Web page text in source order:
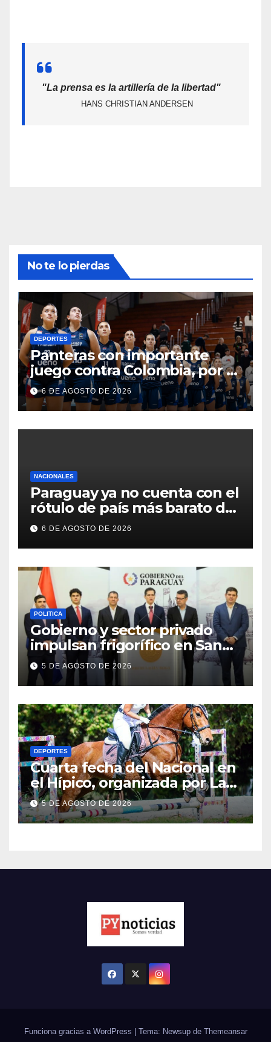
"La prensa es la artillería de la libertad"
HANS CHRISTIAN ANDERSEN
No te lo pierdas
DEPORTES
Panteras con importante
juego contra Colombia, por el
Sudamericano de básquet
6 DE AGOSTO DE 2026
NACIONALES
Paraguay ya no cuenta con el
rótulo de país más barato de
Sudamérica
6 DE AGOSTO DE 2026
POLITICA
Gobierno y sector privado
impulsan frigorífico en San
Pedro
5 DE AGOSTO DE 2026
DEPORTES
Cuarta fecha del Nacional en
el Hípico, organizada por La
Fortaleza
5 DE AGOSTO DE 2026
Funciona gracias a WordPress Tema: Newsup de Themeansar